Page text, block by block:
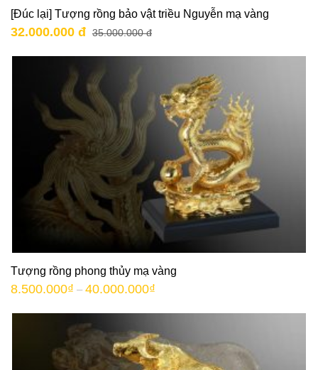
[Đúc lại] Tượng rồng bảo vật triều Nguyễn mạ vàng
32.000.000 đ 35.000.000 đ
Tượng rồng phong thủy mạ vàng
8.500.000₫ – 40.000.000₫